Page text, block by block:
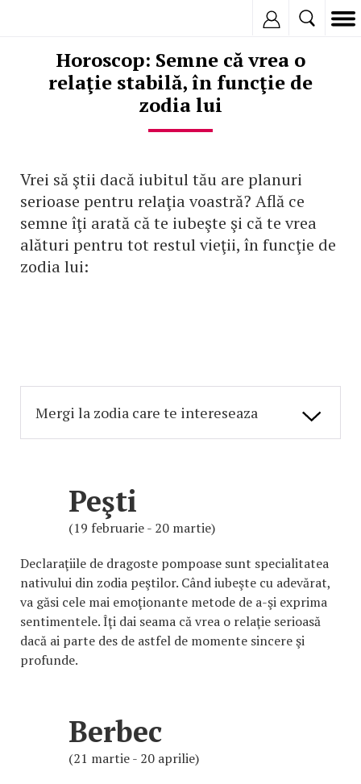
Horoscop: Semne că vrea o
relaţie stabilă, în funcţie de
zodia lui
Vrei să ştii dacă iubitul tău are planuri
serioase pentru relaţia voastră? Află ce
semne îţi arată că te iubeşte şi că te vrea
alături pentru tot restul vieţii, în funcţie de
zodia lui:
Peşti
(19 februarie - 20 martie)
Declaraţiile de dragoste pompoase sunt specialitatea
nativului din zodia peştilor. Când iubeşte cu adevărat,
va găsi cele mai emoţionante metode de a-şi exprima
sentimentele. Îţi dai seama că vrea o relaţie serioasă
dacă ai parte des de astfel de momente sincere şi
profunde.
Berbec
(21 martie - 20 aprilie)